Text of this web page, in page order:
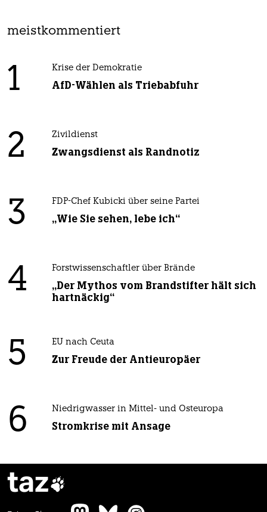
meistkommentiert
1 Krise der Demokratie
AfD-Wählen als Triebabfuhr
2 Zivildienst
Zwangsdienst als Randnotiz
3 FDP-Chef Kubicki über seine Partei
„Wie Sie sehen, lebe ich“
4 Forstwissenschaftler über Brände
„Der Mythos vom Brandstifter hält sich
hartnäckig“
5 EU nach Ceuta
Zur Freude der Antieuropäer
6 Niedrigwasser in Mittel- und Osteuropa
Stromkrise mit Ansage
taz